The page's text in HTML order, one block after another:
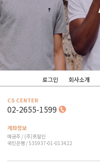
로그인 회사소개
CS CENTER
02-2655-1599
계좌정보
예금주 / (주)프랄린
국민은행 / 535937-01-013422